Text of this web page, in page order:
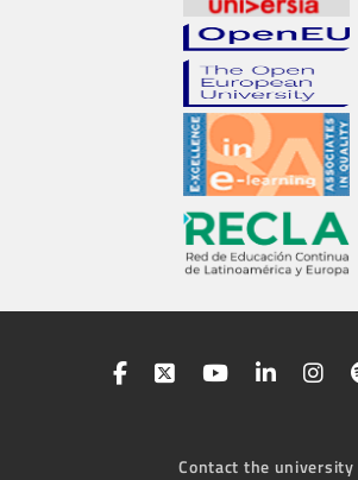
Contact the university